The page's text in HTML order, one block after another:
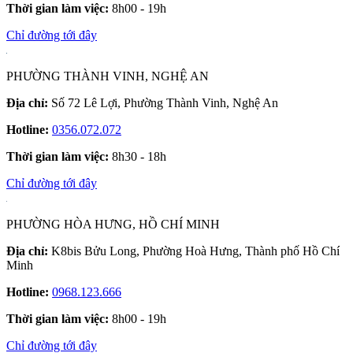
Thời gian làm việc: 8h00 - 19h
Chỉ đường tới đây
PHƯỜNG THÀNH VINH, NGHỆ AN
Địa chỉ: Số 72 Lê Lợi, Phường Thành Vinh, Nghệ An
Hotline: 0356.072.072
Thời gian làm việc: 8h30 - 18h
Chỉ đường tới đây
PHƯỜNG HÒA HƯNG, HỒ CHÍ MINH
Địa chỉ: K8bis Bửu Long, Phường Hoà Hưng, Thành phố Hồ Chí
Minh
Hotline: 0968.123.666
Thời gian làm việc: 8h00 - 19h
Chỉ đường tới đây